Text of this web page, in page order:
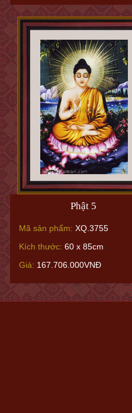
Phật 5
Mã sản phẩm: XQ.3755
Kích thước: 60 x 85cm
Giá: 167.706.000VNĐ